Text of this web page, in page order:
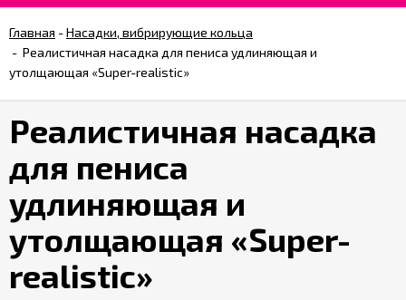
⚡
Рассрочка
%
CashBack
%
Партнерам
Служба
качества
Главная -Насадки, вибрирующие кольца
- Реалистичная насадка для пениса удлиняющая и
утолщающая «Super-realistic»
Реалистичная насадка
для пениса
удлиняющая и
утолщающая «Super-
realistic»